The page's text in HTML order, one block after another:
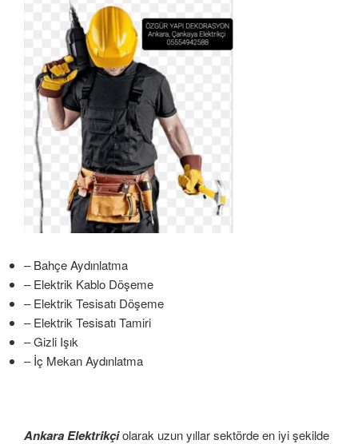
– Bahçe Aydınlatma
– Elektrik Kablo Döşeme
– Elektrik Tesisatı Döşeme
– Elektrik Tesisatı Tamiri
– Gizli Işık
– İç Mekan Aydınlatma
Ankara Elektrikçiolarak uzun yıllar sektörde en iyi şekilde